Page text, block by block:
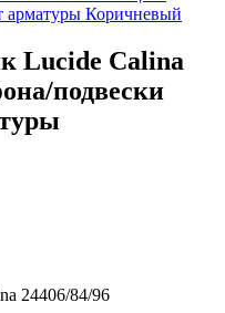
Lucide Calina
подвески
24406/84/96